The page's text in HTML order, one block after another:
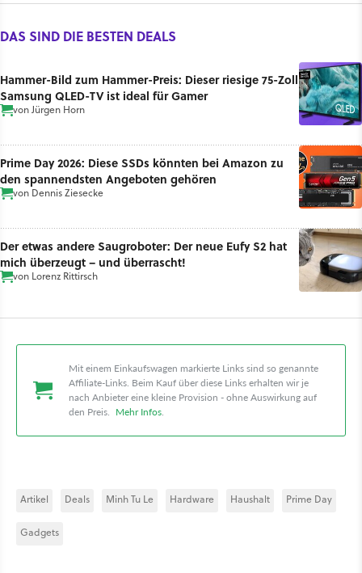
DAS SIND DIE BESTEN DEALS
Hammer-Bild zum Hammer-Preis: Dieser riesige 75-Zoll
Samsung QLED-TV ist ideal für Gamer
vonJürgen Horn
Prime Day 2026: Diese SSDs könnten bei Amazon zu
den spannendsten Angeboten gehören
von Dennis Ziesecke
Der etwas andere Saugroboter: Der neue Eufy S2 hat
mich überzeugt – und überrascht!
von Lorenz Rittirsch
Mit einem Einkaufswagen markierte Links sind so genannte
Affiliate-Links. Beim Kauf über diese Links erhalten wir je
nach Anbieter eine kleine Provision - ohne Auswirkung auf
den Preis. Mehr Infos.
Artikel Deals Minh Tu Le Hardware Haushalt Prime Day
Gadgets